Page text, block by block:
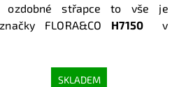
ozdobné střapce to vše je
FLORA&CO H7150
v
SKLADEM